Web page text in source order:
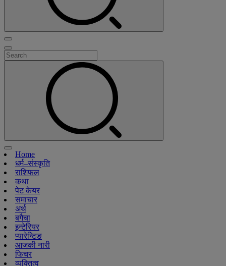
Home
धर्म–संस्कृति
राशिफल
कथा
पेट केयर
समाचार
अर्थ
बगैचा
इन्टेरियर
प्यारेन्टिङ
आजकी नारी
फिचर
व्यक्तित्व